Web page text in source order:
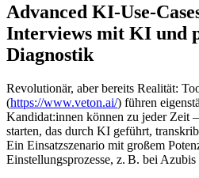
Advanced KI-Use-
Interviews mit KI und
Diagnostik
Revolutionär, aber bereits Realität:
(https://www.veton.ai/) führen
Kandidat:innen können zu jeder Zeit
starten, das durch KI geführt,
Ein Einsatzszenario mit großem
Einstellungsprozesse, z. B. bei